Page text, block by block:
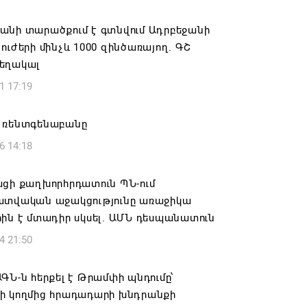
ի աջակցություն Ամենայն
և սրբազանների. Աննա
17:04
Գրիգորյանը վերանշանակվել է
հետախուզության ծառայության պետի
14:21
ներկայիս իշխանությունը ձախողում
ներսում ազգային համերաշխության
շահերի պաշտպանության գործը
14:18
տարածքում է գտնվում Ադրբեջանի
մինչև 1000 զինծառայող. ԳՇ
17:19
14:18
քաղխորհրդատուն ՊՆ-ում
աջակցությունը առաջիկա
է մտադիր սկսել. ԱՄՆ դեսպանատուն
21:50
ն հերքել է Թրամփի պնդումը՝
կողմից հրադադարի խնդրանքի